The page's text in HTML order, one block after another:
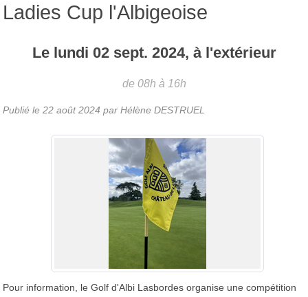
Ladies Cup l'Albigeoise
Le lundi 02 sept. 2024, à l'extérieur
de 08h à 16h
Publié le 22 août 2024 par Hélène DESTRUEL
Pour information, le Golf d'Albi Lasbordes organise une compétition